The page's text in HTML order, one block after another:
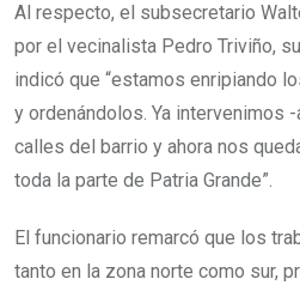
Al respecto, el subsecretario
por el vecinalista Pedro Triviño,
indicó que “estamos enripiando
y ordenándolos. Ya intervenimos
calles del barrio y ahora nos
toda la parte de Patria Grande”.
El funcionario remarcó que los
tanto en la zona norte como sur,